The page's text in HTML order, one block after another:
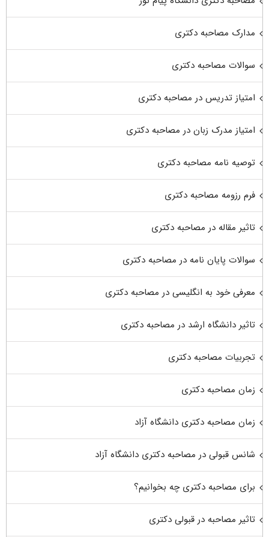
مدارک مصاحبه دکتری
سوالات مصاحبه دکتری
امتیاز تدریس در مصاحبه دکتری
امتیاز مدرک زبان در مصاحبه دکتری
توصیه نامه مصاحبه دکتری
فرم رزومه مصاحبه دکتری
تاثیر مقاله در مصاحبه دکتری
سوالات پایان نامه در مصاحبه دکتری
معرفی خود به انگلیسی در مصاحبه دکتری
تاثیر دانشگاه ارشد در مصاحبه دکتری
تجربیات مصاحبه دکتری
زمان مصاحبه دکتری
زمان مصاحبه دکتری دانشگاه آزاد
شانس قبولی در مصاحبه دکتری دانشگاه آزاد
برای مصاحبه دکتری چه بخوانیم؟
تاثیر مصاحبه در قبولی دکتری